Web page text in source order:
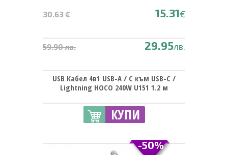
30.63 € 15.31€
59.90 лв. 29.95лв.
USB Кабел 4в1 USB-A / C към USB-C /
Lightning HOCO 240W U151 1.2 м
КУПИ
-50%